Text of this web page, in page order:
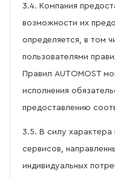
3.4. Компания
возможности их
определяется, в том
пользователями
Правил AUTOMOST
исполнения
предоставлению
3.5. В силу характера
сервисов,
индивидуальных